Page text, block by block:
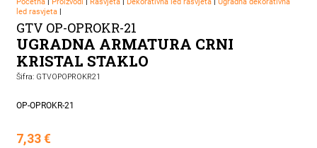
led rasvjeta|
GTV OP-OPROKR-21
UGRADNA ARMATURA CRNI
KRISTAL STAKLO
Šifra: GTVOPOPROKR21
OP-OPROKR-21
7,33€